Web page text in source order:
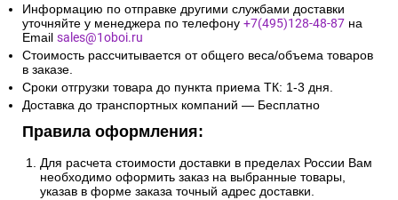
Информацию по отправке другими службами доставки
уточняйте у менеджера по телефону +7(495)128-48-87 на
Email sales@1oboi.ru
Стоимость рассчитывается от общего веса/объема товаров
в заказе.
Сроки отгрузки товара до пункта приема ТК: 1-3 дня.
Доставка до транспортных компаний — Бесплатно
Правила оформления:
Для расчета стоимости доставки в пределах России Вам
необходимо оформить заказ на выбранные товары,
указав в форме заказа точный адрес доставки.